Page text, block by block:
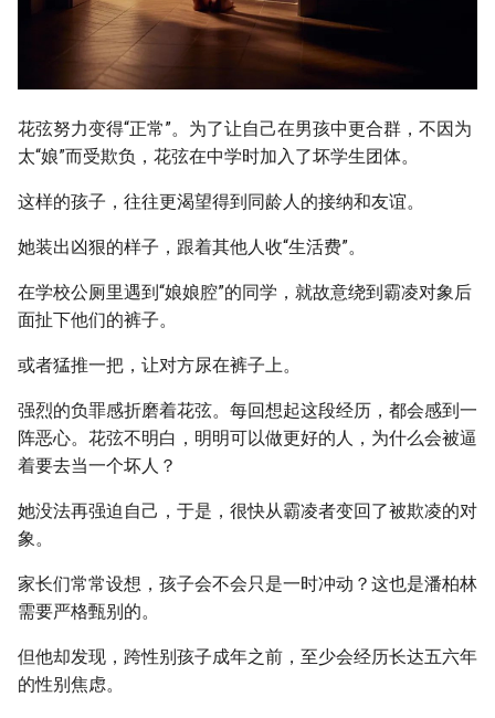
花弦努力变得“正常”。为了让自己在男孩中更合群，不因为
太“娘”而受欺负，花弦在中学时加入了坏学生团体。
这样的孩子，往往更渴望得到同龄人的接纳和友谊。
她装出凶狠的样子，跟着其他人收“生活费”。
在学校公厕里遇到“娘娘腔”的同学，就故意绕到霸凌对象后
面扯下他们的裤子。
或者猛推一把，让对方尿在裤子上。
强烈的负罪感折磨着花弦。每回想起这段经历，都会感到一
阵恶心。花弦不明白，明明可以做更好的人，为什么会被逼
着要去当一个坏人？
她没法再强迫自己，于是，很快从霸凌者变回了被欺凌的对
象。
家长们常常设想，孩子会不会只是一时冲动？这也是潘柏林
需要严格甄别的。
但他却发现，跨性别孩子成年之前，至少会经历长达五六年
的性别焦虑。